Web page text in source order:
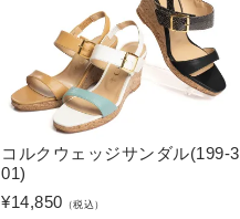
コルクウェッジサンダル(199-3
01)
¥14,850 （税込）